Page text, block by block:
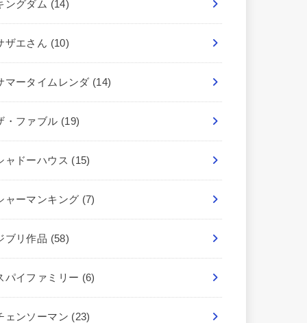
ングダム (14)
ザエさん (10)
マータイムレンダ (14)
・ファブル (19)
ャドーハウス (15)
ャーマンキング (7)
ブリ作品 (58)
パイファミリー (6)
ェンソーマン (23)